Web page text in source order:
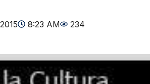
8:23 AM 234